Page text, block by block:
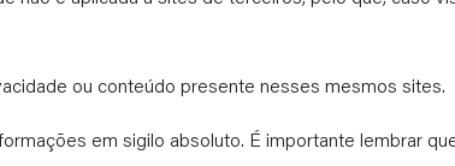
ou conteúdo presente nesses mesmos sites.
em sigilo absoluto. É importante lembrar